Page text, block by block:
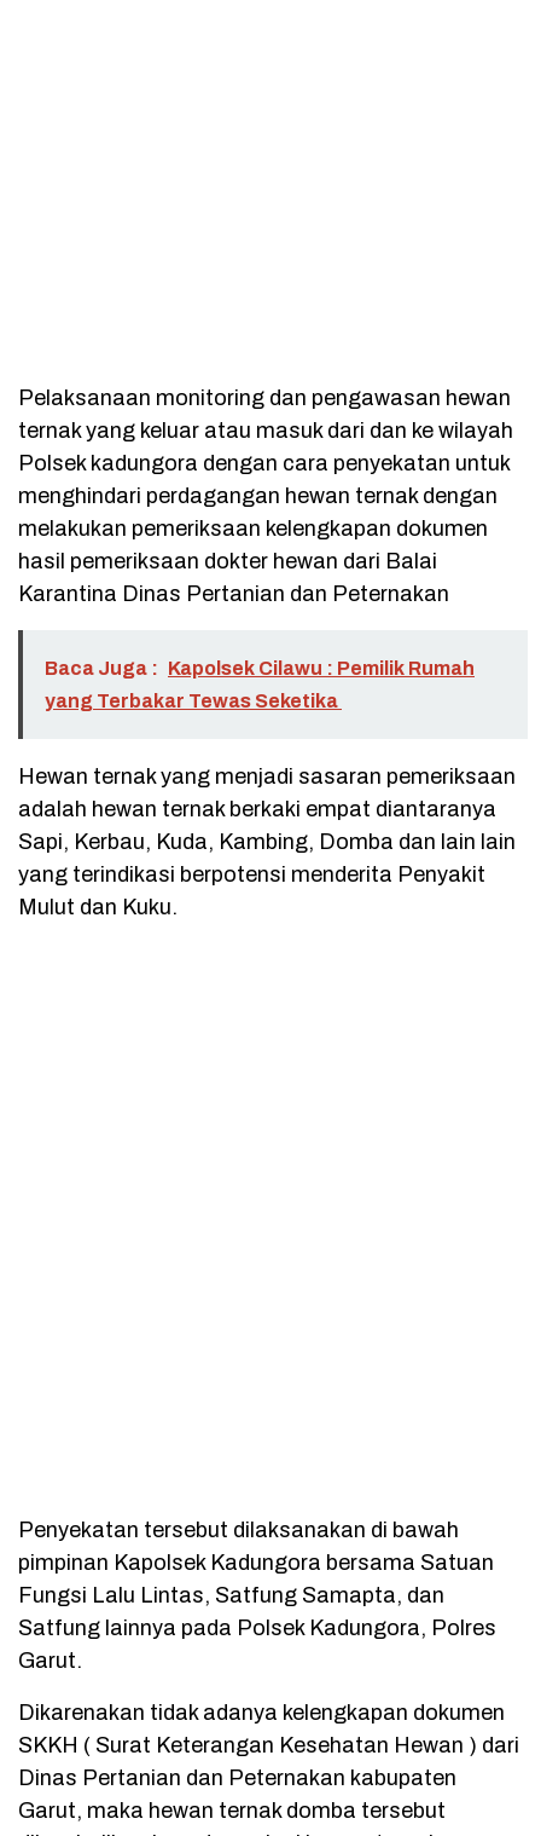
Pelaksanaan monitoring dan pengawasan hewan
ternak yang keluar atau masuk dari dan ke wilayah
Polsek kadungora dengan cara penyekatan untuk
menghindari perdagangan hewan ternak dengan
melakukan pemeriksaan kelengkapan dokumen
hasil pemeriksaan dokter hewan dari Balai
Karantina Dinas Pertanian dan Peternakan
Baca Juga : Kapolsek Cilawu : Pemilik Rumah
yang Terbakar Tewas Seketika
Hewan ternak yang menjadi sasaran pemeriksaan
adalah hewan ternak berkaki empat diantaranya
Sapi, Kerbau, Kuda, Kambing, Domba dan lain lain
yang terindikasi berpotensi menderita Penyakit
Mulut dan Kuku.
Penyekatan tersebut dilaksanakan di bawah
pimpinan Kapolsek Kadungora bersama Satuan
Fungsi Lalu Lintas, Satfung Samapta, dan
Satfung lainnya pada Polsek Kadungora, Polres
Garut.
Dikarenakan tidak adanya kelengkapan dokumen
SKKH ( Surat Keterangan Kesehatan Hewan ) dari
Dinas Pertanian dan Peternakan kabupaten
Garut, maka hewan ternak domba tersebut